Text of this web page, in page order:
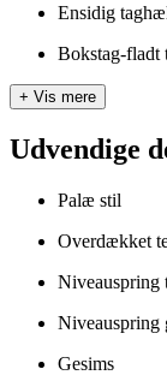
Ensidig
Bokstag-fladt
+ Vis mere
Udvendige
Palæ stil
Overdækket
Niveauspring
Niveauspring
Gesims